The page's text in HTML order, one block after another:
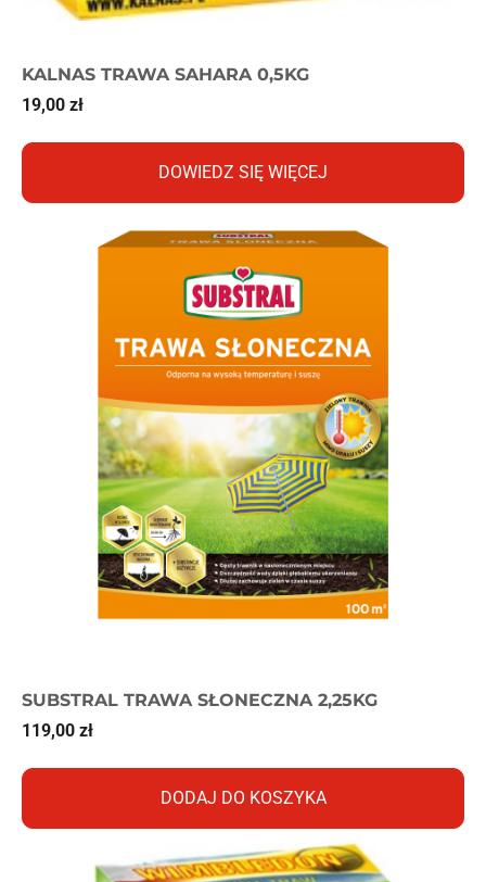
KALNAS TRAWA SAHARA 0,5KG
19,00 zł
DOWIEDZ SIĘ WIĘCEJ
SUBSTRAL TRAWA SŁONECZNA 2,25KG
119,00 zł
DODAJ DO KOSZYKA